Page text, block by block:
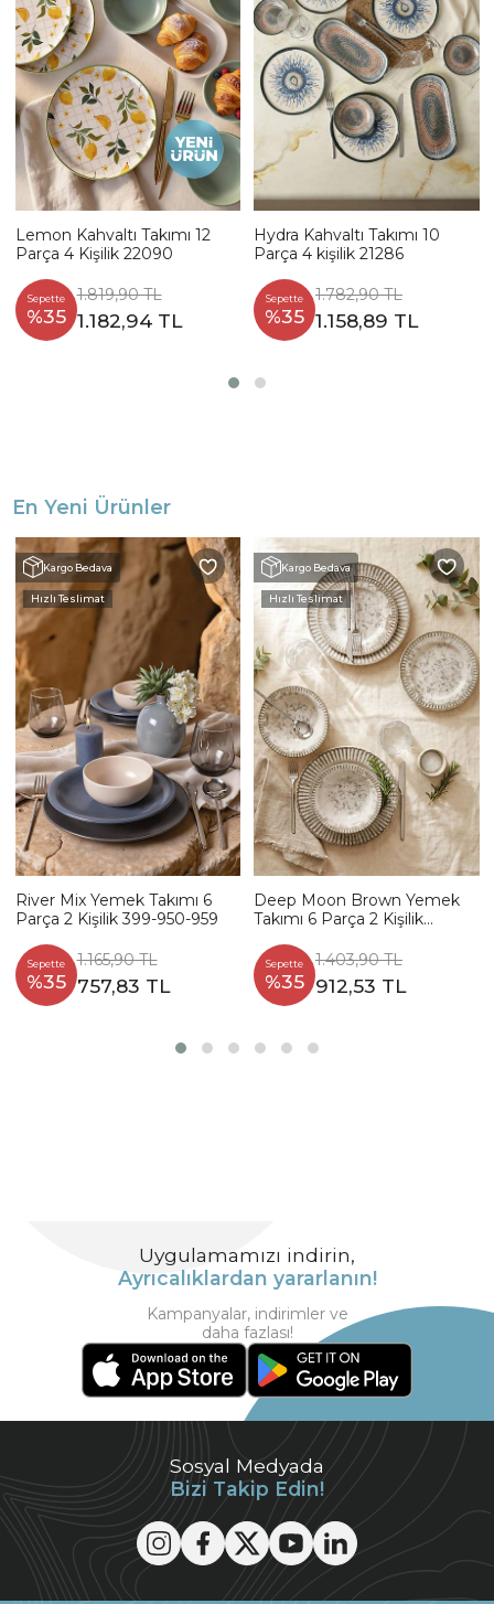
Lemon Kahvaltı Takımı 12
Parça 4 Kişilik 22090
Sepette
%35
1.819,90 TL
1.182,94 TL
Hydra Kahvaltı Takımı 10
Parça 4 kişilik 21286
Sepette
%35
1.782,90 TL
1.158,89 TL
En Yeni Ürünler
Kargo Bedava
Hızlı Teslimat
River Mix Yemek Takımı 6
Parça 2 Kişilik 399-950-959
Sepette
%35
1.165,90 TL
757,83 TL
Kargo Bedava
Hızlı Teslimat
Deep Moon Brown Yemek
Takımı 6 Parça 2 Kişilik
Sepette
%35
1.403,90 TL
912,53 TL
Sosyal Medyada
Bizi Takip Edin!
Uygulamamızı indirin,
Ayrıcalıklardan yararlanın!
Kampanyalar, indirimler ve
daha fazlası!